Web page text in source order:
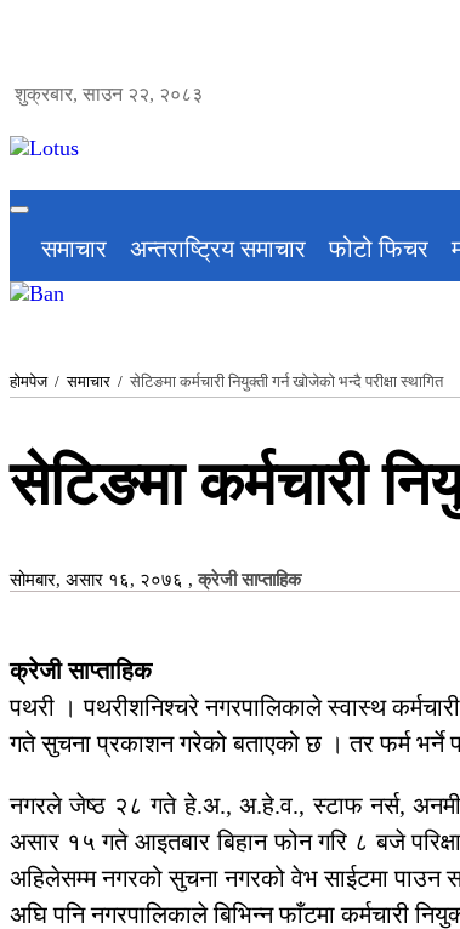
शुक्रबार, साउन २२, २०८३
समाचार अन्तराष्ट्रिय समाचार फोटो फिचर
होमपेज/समाचार / सेटिङमा कर्मचारी नियुक्ती गर्न खोजेको भन्दै परीक्षा स्थागित
सेटिङमा कर्मचारी
सोमबार, असार १६, २०७६ ,क्रेजी साप्ताहिक
क्रेजी साप्ताहिक
पथरी । पथरीशनिश्चरे नगरपालिकाले स्वास्थ
गते सुचना प्रकाशन गरेको बताएको छ । तर फर्म भर्ने
नगरले जेष्ठ २८ गते हे.अ., अ.हे.व., स्टाफ नर्स,
असार १५ गते आइतबार बिहान फोन गरि ८ बजे
अहिलेसम्म नगरको सुचना नगरको वेभ साईटमा पाउन
अघि पनि नगरपालिकाले बिभिन्न फाँटमा कर्मचारी